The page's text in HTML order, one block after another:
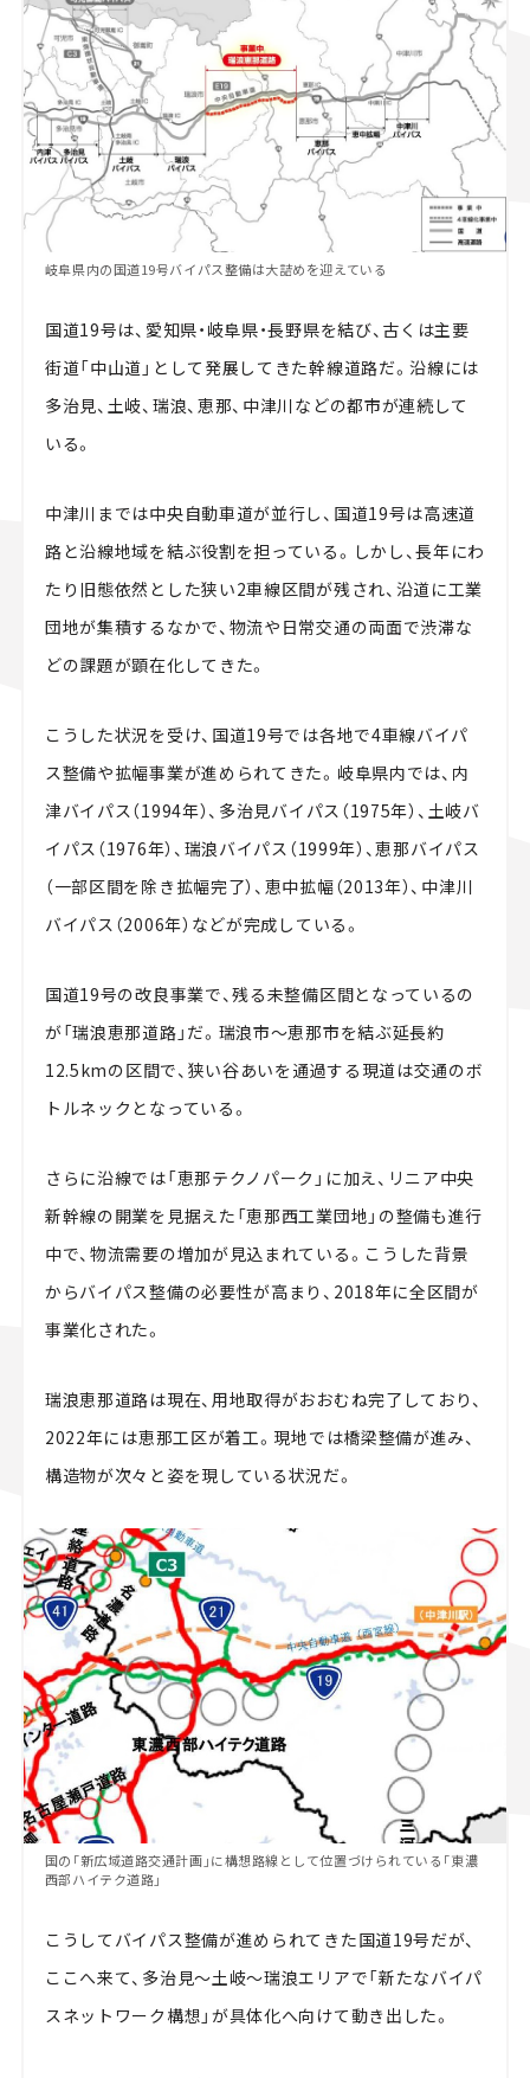
岐阜県内の国道19号バイパス整備は大詰めを迎えている
国道19号は、愛知県・岐阜県・長野県を結び、古くは主要
街道「中山道」として発展してきた幹線道路だ。沿線には
多治見、土岐、瑞浪、恵那、中津川などの都市が連続して
いる。
中津川までは中央自動車道が並行し、国道19号は高速道
路と沿線地域を結ぶ役割を担っている。しかし、長年にわ
たり旧態依然とした狭い2車線区間が残され、沿道に工業
団地が集積するなかで、物流や日常交通の両面で渋滞な
どの課題が顕在化してきた。
こうした状況を受け、国道19号では各地で4車線バイパ
ス整備や拡幅事業が進められてきた。岐阜県内では、内
津バイパス（1994年）、多治見バイパス（1975年）、土岐バ
イパス（1976年）、瑞浪バイパス（1999年）、恵那バイパス
（一部区間を除き拡幅完了）、恵中拡幅（2013年）、中津川
バイパス（2006年）などが完成している。
国道19号の改良事業で、残る未整備区間となっているの
が「瑞浪恵那道路」だ。瑞浪市～恵那市を結ぶ延長約
12.5kmの区間で、狭い谷あいを通過する現道は交通のボ
トルネックとなっている。
さらに沿線では「恵那テクノパーク」に加え、リニア中央
新幹線の開業を見据えた「恵那西工業団地」の整備も進行
中で、物流需要の増加が見込まれている。こうした背景
からバイパス整備の必要性が高まり、2018年に全区間が
事業化された。
瑞浪恵那道路は現在、用地取得がおおむね完了しており、
2022年には恵那工区が着工。現地では橋梁整備が進み、
構造物が次々と姿を現している状況だ。
国の「新広域道路交通計画」に構想路線として位置づけられている「東濃
西部ハイテク道路」
こうしてバイパス整備が進められてきた国道19号だが、
ここへ来て、多治見～土岐～瑞浪エリアで「新たなバイパ
スネットワーク構想」が具体化へ向けて動き出した。